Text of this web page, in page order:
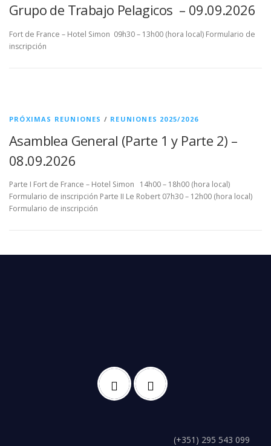
Grupo de Trabajo Pelagicos – 09.09.2026
Fort de France – Hotel Simon 09h30 – 13h00 (hora local) Formulario de
inscripción
PRÓXIMAS REUNIONES / REUNIONES 2025/2026
Asamblea General (Parte 1 y Parte 2) –
08.09.2026
Parte I Fort de France – Hotel Simon 14h00 – 18h00 (hora local)
Formulario de inscripción Parte II Le Robert 07h30 – 12h00 (hora local)
Formulario de inscripción
(+351) 295 543 099